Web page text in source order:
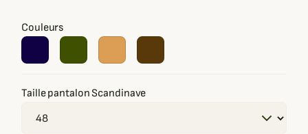
Couleurs
Taille pantalon Scandinave